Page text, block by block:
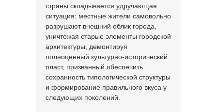
страны складывается удручающая
ситуация: местные жители самовольно
разрушают внешний облик города,
уничтожая старые элементы городской
архитектуры, демонтируя
полноценный культурно-исторический
пласт, призванный обеспечить
сохранность типологической структуры
и формирование правильного вкуса у
следующих поколений.